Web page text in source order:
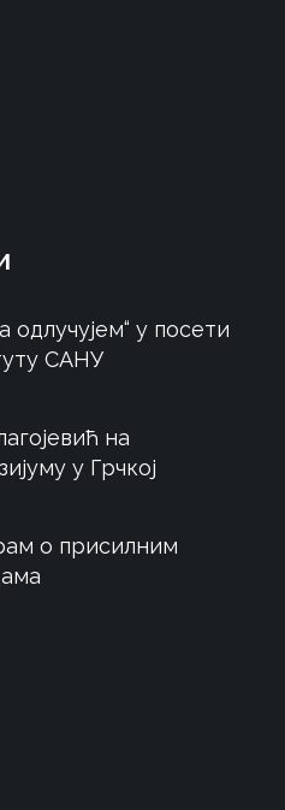
одлучујем“ у посети
САНУ
на
у Грчкој
о присилним